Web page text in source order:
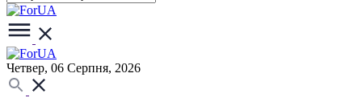
Четвер, 06 Серпня, 2026